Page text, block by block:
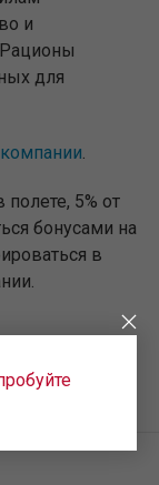
и
Рационы
для
.
5% от
бонусами на
в